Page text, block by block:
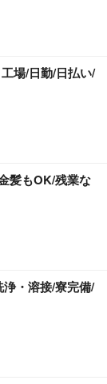
場/日勤/日払い/
髪もOK/残業な
・溶接/寮完備/